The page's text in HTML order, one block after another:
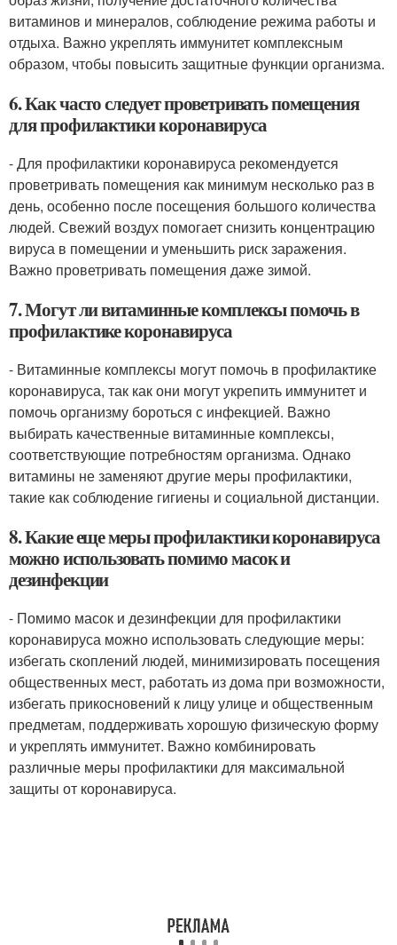
витаминов и минералов, соблюдение режима работы и
отдыха. Важно укреплять иммунитет комплексным
образом, чтобы повысить защитные функции организма.
6. Как часто следует проветривать помещения
для профилактики коронавируса
- Для профилактики коронавируса рекомендуется
проветривать помещения как минимум несколько раз в
день, особенно после посещения большого количества
людей. Свежий воздух помогает снизить концентрацию
вируса в помещении и уменьшить риск заражения.
Важно проветривать помещения даже зимой.
7. Могут ли витаминные комплексы помочь в
профилактике коронавируса
- Витаминные комплексы могут помочь в профилактике
коронавируса, так как они могут укрепить иммунитет и
помочь организму бороться с инфекцией. Важно
выбирать качественные витаминные комплексы,
соответствующие потребностям организма. Однако
витамины не заменяют другие меры профилактики,
такие как соблюдение гигиены и социальной дистанции.
8. Какие еще меры профилактики коронавируса
можно использовать помимо масок и
дезинфекции
- Помимо масок и дезинфекции для профилактики
коронавируса можно использовать следующие меры:
избегать скоплений людей, минимизировать посещения
общественных мест, работать из дома при возможности,
избегать прикосновений к лицу улице и общественным
предметам, поддерживать хорошую физическую форму
и укреплять иммунитет. Важно комбинировать
различные меры профилактики для максимальной
защиты от коронавируса.